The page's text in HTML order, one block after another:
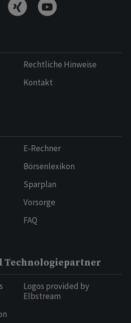
Rechtliche Hinweise
Kontakt
E-Rechner
Börsenlexikon
Sparplan
Vorsorge
FAQ
Technologiepartner
Logos provided by
Elbstream